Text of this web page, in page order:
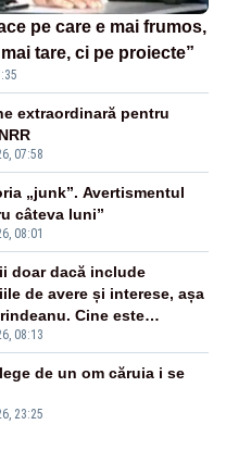
pe care e mai frumos,
tare, ci pe proiecte”
07:58
extraordinară pentru
08:01
„junk”. Avertismentul
câteva luni”
08:13
doar dacă include
de avere și interese, așa
Cine este
trebuie să plece
23:25
de un om căruia i se